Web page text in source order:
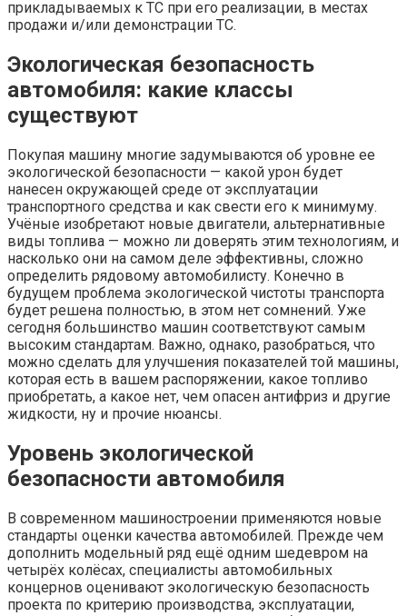
прикладываемых к ТС при его реализации, в местах
продажи и/или демонстрации ТС.
Экологическая безопасность
автомобиля: какие классы
существуют
Покупая машину многие задумываются об уровне ее
экологической безопасности — какой урон будет
нанесен окружающей среде от эксплуатации
транспортного средства и как свести его к минимуму.
Учёные изобретают новые двигатели, альтернативные
виды топлива — можно ли доверять этим технологиям, и
насколько они на самом деле эффективны, сложно
определить рядовому автомобилисту. Конечно в
будущем проблема экологической чистоты транспорта
будет решена полностью, в этом нет сомнений. Уже
сегодня большинство машин соответствуют самым
высоким стандартам. Важно, однако, разобраться, что
можно сделать для улучшения показателей той машины,
которая есть в вашем распоряжении, какое топливо
приобретать, а какое нет, чем опасен антифриз и другие
жидкости, ну и прочие нюансы.
Уровень экологической
безопасности автомобиля
В современном машиностроении применяются новые
стандарты оценки качества автомобилей. Прежде чем
дополнить модельный ряд ещё одним шедевром на
четырёх колёсах, специалисты автомобильных
концернов оценивают экологическую безопасность
проекта по критерию производства, эксплуатации,